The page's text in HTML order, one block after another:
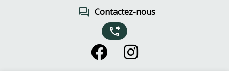
forum Contactez-nous
phone_forwarded